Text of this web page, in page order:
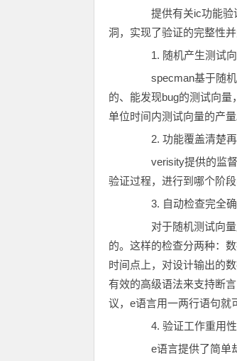
提供有关ic功能验证
洞，实现了验证的完整性
1. 随机产生测试向
specman基于随机
的、能发现bug的测试向
单位时间内测试向量的产量
2. 功能覆盖清楚再
verisity提供的监督
验证过程，进行到哪个阶
3. 自动检查完全确
对于随机测试向量
的。这样的检查分两种：
时间点上，对设计输出的
有效的高级语法来支持断
议，e语言用一两行语句就
4. 验证工作重用性
e语言提供了简单却